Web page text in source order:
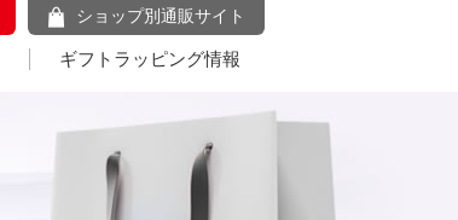
ショップ別通販サイト
ギフトラッピング情報